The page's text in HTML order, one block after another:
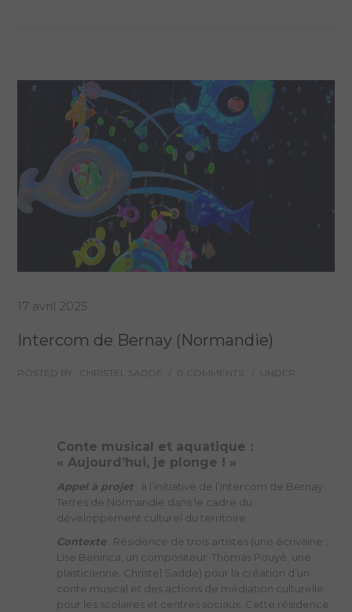
17 avril 2025
Intercom de Bernay (Normandie)
POSTED BY : CHRISTEL SADDE 0 COMMENTS UNDER :
Conte musical et aquatique :
« Aujourd’hui, je plonge ! »
Appel à projet : à l’initiative de l’Intercom de Bernay
Terres de Normandie dans le cadre du
développement culturel du territoire.
Contexte: Résidence de trois artistes (une écrivaine :
Lise Beninca, un compositeur: Thomas Pouyé, une
plasticienne: Christel Sadde) pour la création d’un
conte musical et des actions de médiation culturelle
pour les scolaires et centres sociaux. Cette résidence